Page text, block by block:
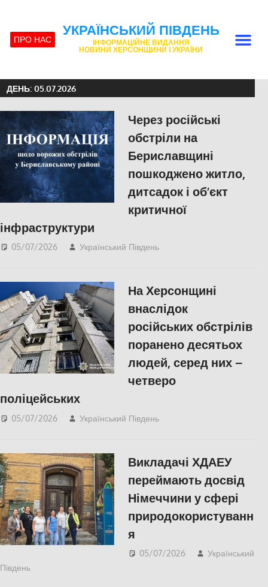
ПРО НАС
УКРАЇНСЬКИЙ ПІВДЕНЬ
ІНФОРМАЦІЙНЕ ВИДАННЯ
НОВИНИ ХЕРСОНЩИНИ І УКРАЇНИ
ДЕНЬ:05.07.2026
Через російські
обстріли на
Бериславщині
пошкоджено житло,
дитсадок і об’єкт
критичної
інфраструктури
05/07/2026 Український Південь
На Херсонщині
внаслідок
російських обстрілів
поранено десятьох
людей, серед них –
четверо
поліцейських
05/07/2026 Український Південь
Викладачі ХДАЕУ
переймають досвід
Німеччини у сфері
природокористуванн
я
05/07/2026
Український
Південь